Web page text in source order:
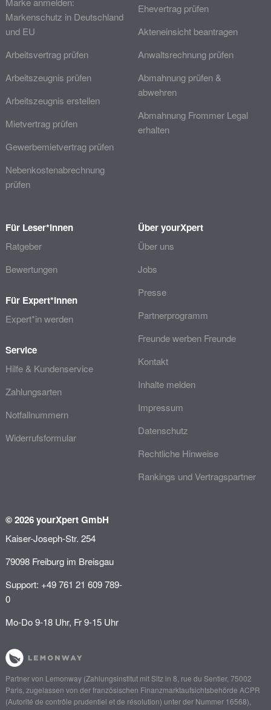
Markenschutz in Deutschland
und EU
Arbeitsvertrag prüfen
Arbeitszeugnis prüfen
Arbeitszeugnis erstellen
Mietvertrag prüfen
Gewerbemietvertrag prüfen
Nebenkostenabrechnung
prüfen
Ehevertrag prüfen
Akteneinsicht beantragen
Anwaltsrechnung prüfen
Abmahnung prüfen &
abwehren
Abmahnung Frommer Legal
erhalten
Für Leser*innen
Ratgeber
Bewertungen
Für Expert*innen
Expert*in werden
Service
Hilfe & Kundenservice
Zahlungsarten
Notfallnummern
Widerrufsformular
Über yourXpert
Über uns
Jobs
Presse
Partnerprogramm
Freunde werben Freunde
Kontakt
Inhalte melden
Impressum
Datenschutz
Rechtliche Hinweise
Rankings und Vertragspartner
© 2026 yourXpert GmbH
Kaiser-Joseph-Str. 254
79098 Freiburg im Breisgau
Support: +49 761 21 609 789-
0
Mo-Do 9-18 Uhr, Fr 9-15 Uhr
Partner von Lemonway(Zahlungsinstitut mit Sitz in 8, rue du Sentier, 75002
Paris, zugelassen von der französischen Finanzmarktaufsichtsbehörde ACPR
(Autorité de contrôle prudentiel et de résolution) unter der Nummer 16568),